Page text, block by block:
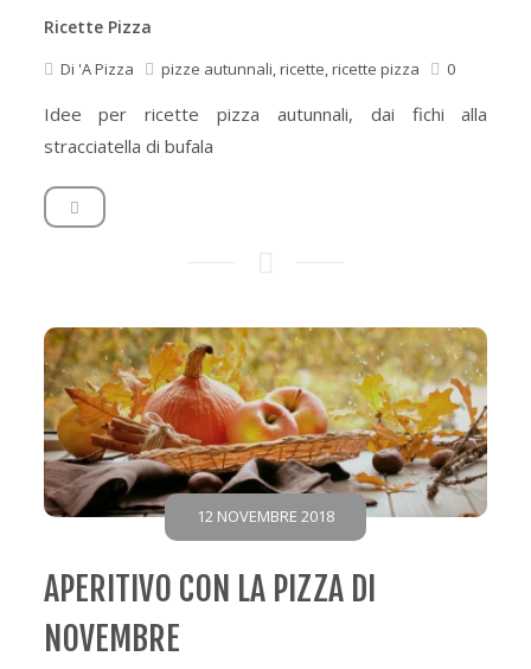
Ricette Pizza
Di 'A Pizza pizze autunnali,ricette,ricette pizza 0
Idee per ricette pizza autunnali, dai fichi alla
stracciatella di bufala
12 NOVEMBRE 2018
APERITIVO CON LA PIZZA DI
NOVEMBRE